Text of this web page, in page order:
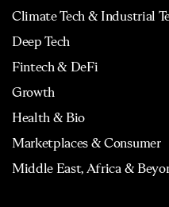
Climate Tech & Industrial
Deep Tech
Fintech & DeFi
Growth
Health & Bio
Marketplaces & Consumer
Middle East, Africa &